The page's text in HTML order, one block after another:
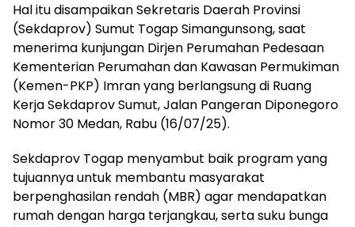
Hal itu disampaikan Sekretaris Daerah Provinsi
(Sekdaprov) Sumut Togap Simangunsong, saat
menerima kunjungan Dirjen Perumahan Pedesaan
Kementerian Perumahan dan Kawasan Permukiman
(Kemen-PKP) Imran yang berlangsung di Ruang
Kerja Sekdaprov Sumut, Jalan Pangeran Diponegoro
Nomor 30 Medan, Rabu (16/07/25).
Sekdaprov Togap menyambut baik program yang
tujuannya untuk membantu masyarakat
berpenghasilan rendah (MBR) agar mendapatkan
rumah dengan harga terjangkau, serta suku bunga